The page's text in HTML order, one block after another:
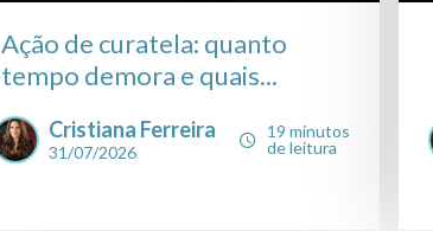
Ação de curatela: quanto
tempo demora e quais...
Cristiana Ferreira
31/07/2026
19 minutos
de leitura